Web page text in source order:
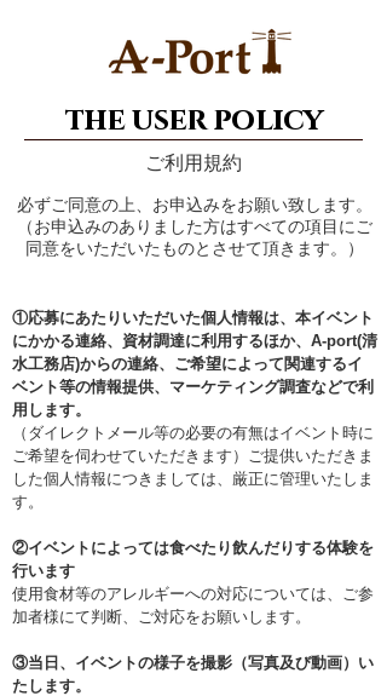
the user policy
ご利用規約
必ずご同意の上、お申込みをお願い致します。
（お申込みのありました方はすべての項目にご
同意をいただいたものとさせて頂きます。）
①応募にあたりいただいた個人情報は、本イベント
にかかる連絡、資材調達に利用するほか、A-port(清
水工務店)からの連絡、ご希望によって関連するイ
ベント等の情報提供、マーケティング調査などで利
用します。
（ダイレクトメール等の必要の有無はイベント時に
ご希望を伺わせていただきます）ご提供いただきま
した個人情報につきましては、厳正に管理いたしま
す。
②イベントによっては食べたり飲んだりする体験を
行います
使用食材等のアレルギーへの対応については、ご参
加者様にて判断、ご対応をお願いします。
③当日、イベントの様子を撮影（写真及び動画）い
たします。